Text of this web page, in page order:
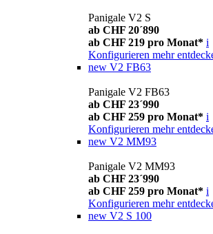
Panigale V2 S
ab CHF 20´890
ab CHF 219 pro Monat* i
Konfigurieren mehr
new V2 FB63
Panigale V2 FB63
ab CHF 23´990
ab CHF 259 pro Monat* i
Konfigurieren mehr
new V2 MM93
Panigale V2 MM93
ab CHF 23´990
ab CHF 259 pro Monat* i
Konfigurieren mehr
new V2 S 100